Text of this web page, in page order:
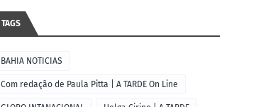
TAGS
BAHIA NOTICIAS
Com redação de Paula Pitta | A TARDE On Line